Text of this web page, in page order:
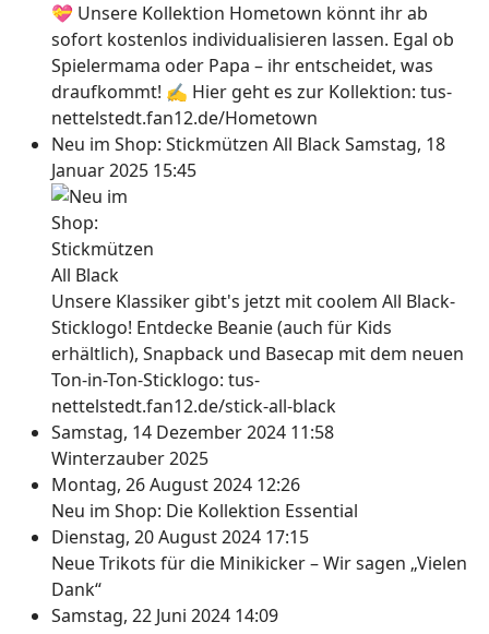
💝 Unsere Kollektion Hometown könnt ihr ab
sofort kostenlos individualisieren lassen. Egal ob
Spielermama oder Papa – ihr entscheidet, was
draufkommt! ✍ Hier geht es zur Kollektion: tus-
nettelstedt.fan12.de/Hometown
Neu im Shop: Stickmützen All BlackSamstag, 18
Januar 2025 15:45
Unsere Klassiker gibt's jetzt mit coolem All Black-
Sticklogo! Entdecke Beanie (auch für Kids
erhältlich), Snapback und Basecap mit dem neuen
Ton-in-Ton-Sticklogo: tus-
nettelstedt.fan12.de/stick-all-black
Samstag, 14 Dezember 2024 11:58
Winterzauber 2025
Montag, 26 August 2024 12:26
Neu im Shop: Die Kollektion Essential
Dienstag, 20 August 2024 17:15
Neue Trikots für die Minikicker – Wir sagen „Vielen
Dank“
Samstag, 22 Juni 2024 14:09